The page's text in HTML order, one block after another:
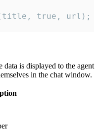
true, url);
is displayed to the agent
in the chat window.